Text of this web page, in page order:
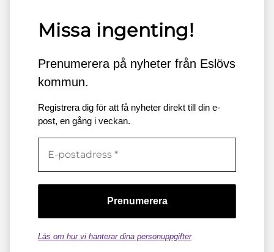
Missa ingenting!
Prenumerera på nyheter från Eslövs
kommun.
Registrera dig för att få nyheter direkt till din e-
post, en gång i veckan.
Läs om hur vi hanterar dina personuppgifter